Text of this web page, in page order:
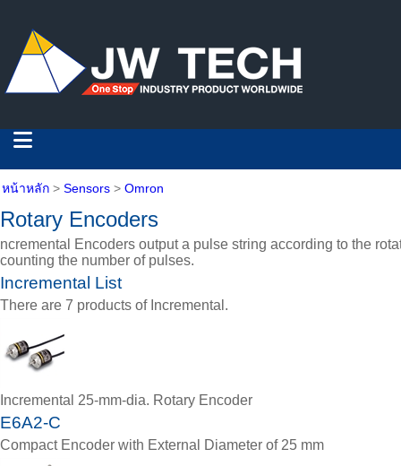
หน้าหลัก > Sensors > Omron
Rotary Encoders
ncremental Encoders output a pulse string according to the
counting the number of pulses.
Incremental List
There are 7 products of Incremental.
Incremental 25-mm-dia. Rotary Encoder
E6A2-C
Compact Encoder with External Diameter of 25 mm